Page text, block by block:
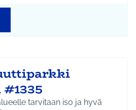
tarvitaan iso ja hyvä